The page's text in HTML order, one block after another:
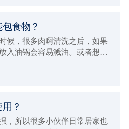
食物？
候，很多肉啊清洗之后，如果
入油锅会容易溅油。或者想要
但是什么样的厨房纸能包食物
？
，所以很多小伙伴日常居家也